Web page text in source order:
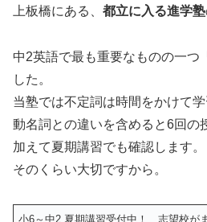
上板橋にある、 都立に入る進学塾
中2英語で最も重要なものの一つ
した。
当塾では不定詞は時間をかけて
動名詞との違いを含めると6回の
加えて夏期講習でも確認します。
そのくらい大切ですから。
小6～中2 夏期講習受付中！ 志望校が